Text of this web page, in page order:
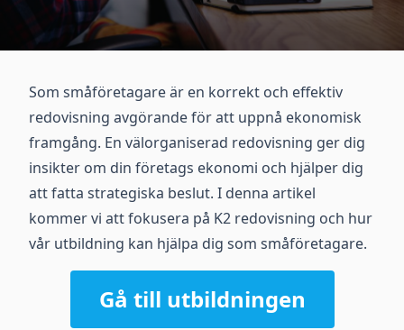
Som småföretagare är en korrekt och effektiv
redovisning avgörande för att uppnå ekonomisk
framgång. En välorganiserad redovisning ger dig
insikter om din företags ekonomi och hjälper dig
att fatta strategiska beslut. I denna artikel
kommer vi att fokusera på K2 redovisning och hur
vår utbildning kan hjälpa dig som småföretagare.
Gå till utbildningen